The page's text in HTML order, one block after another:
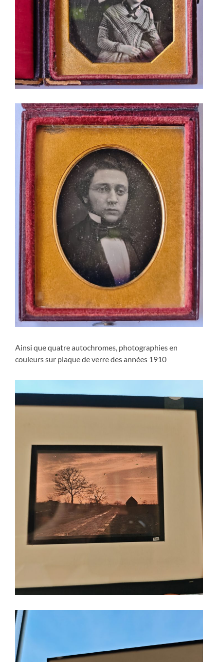
Ainsi que quatre autochromes, photographies en
couleurs sur plaque de verre des années 1910